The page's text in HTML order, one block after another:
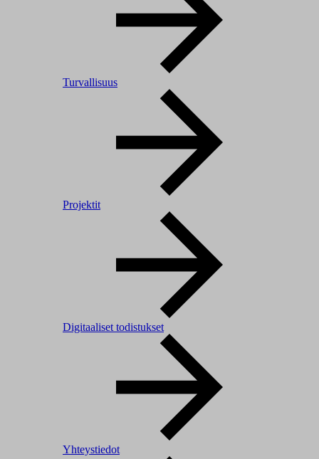
Turvallisuus
Projektit
Digitaaliset todistukset
Yhteystiedot